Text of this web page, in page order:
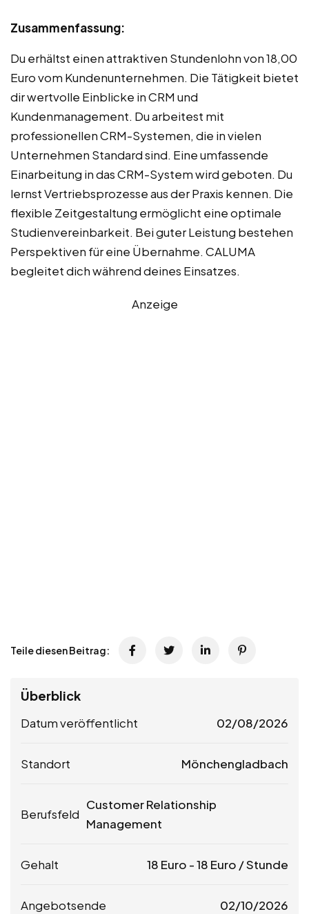
Zusammenfassung:
Du erhältst einen attraktiven Stundenlohn von 18,00
Euro vom Kundenunternehmen. Die Tätigkeit bietet
dir wertvolle Einblicke in CRM und
Kundenmanagement. Du arbeitest mit
professionellen CRM-Systemen, die in vielen
Unternehmen Standard sind. Eine umfassende
Einarbeitung in das CRM-System wird geboten. Du
lernst Vertriebsprozesse aus der Praxis kennen. Die
flexible Zeitgestaltung ermöglicht eine optimale
Studienvereinbarkeit. Bei guter Leistung bestehen
Perspektiven für eine Übernahme. CALUMA
begleitet dich während deines Einsatzes.
Anzeige
Teile diesen Beitrag:
Überblick
Datum veröffentlicht 02/08/2026
Standort Mönchengladbach
Berufsfeld
Customer Relationship
Management
Gehalt 18 Euro -18 Euro / Stunde
Angebotsende 02/10/2026